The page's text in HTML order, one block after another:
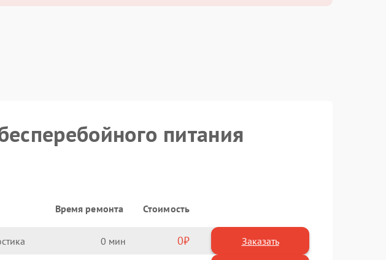
питания
Время ремонта Стоимость
0 0 Заказать